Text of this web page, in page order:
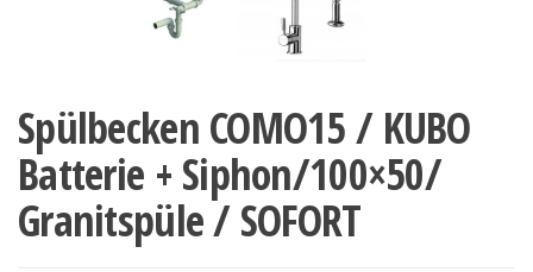
Spülbecken COMO15 / KUBO
Batterie + Siphon/100×50/
Granitspüle / SOFORT